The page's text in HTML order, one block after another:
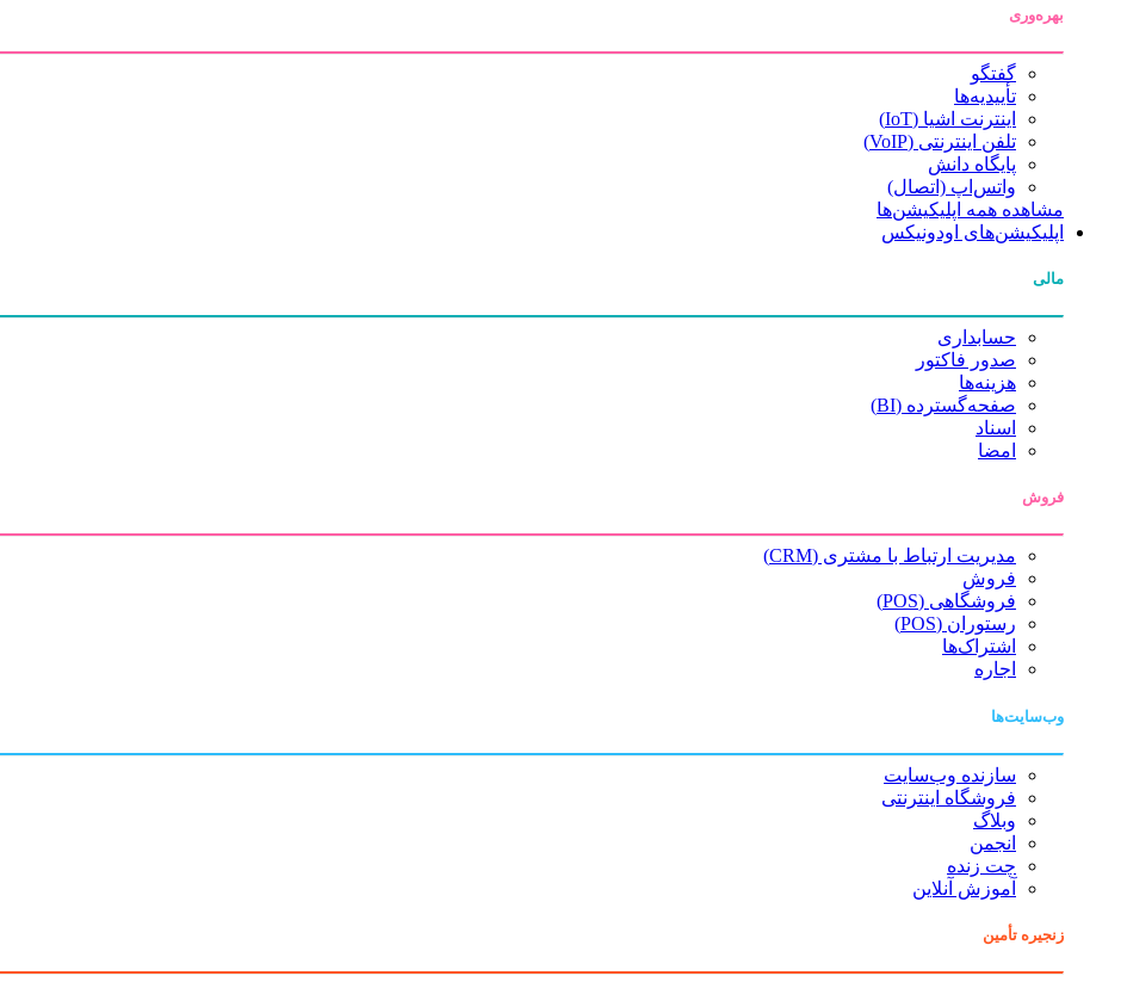
بهره‌وری
گفتگو
تأییدیه‌ها
اینترنت اشیا (IoT)
تلفن اینترنتی (VoIP)
پایگاه دانش
واتس‌اپ (اتصال)
مشاهده همه اپلیکیشن‌ها
اپلیکیشن‌های اودونیکس
مالی
حسابداری
صدور فاکتور
هزینه‌ها
صفحه‌گسترده (BI)
اسناد
امضا
فروش
مدیریت ارتباط با مشتری (CRM)
فروش
فروشگاهی (POS)
رستوران (POS)
اشتراک‌ها
اجاره
وب‌سایت‌ها
سازنده وب‌سایت
فروشگاه اینترنتی
وبلاگ
انجمن
چت زنده
آموزش آنلاین
زنجیره تأمین